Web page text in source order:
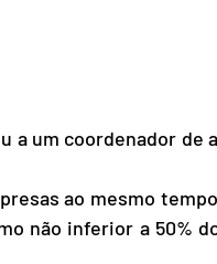
não inferior a 50%